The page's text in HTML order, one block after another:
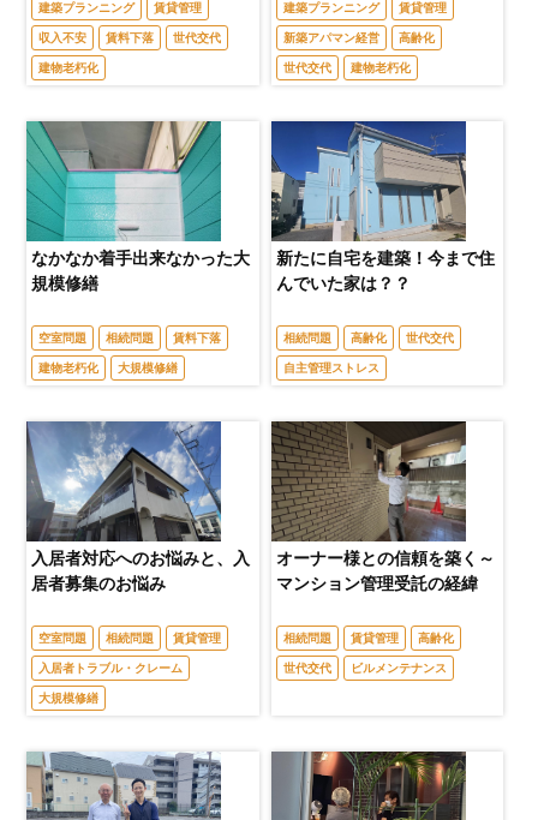
建築プランニング 賃貸管理
収入不安 賃料下落 世代交代
建物老朽化
建築プランニング 賃貸管理
新築アパマン経営 高齢化
世代交代 建物老朽化
なかなか着手出来なかった大
規模修繕
空室問題 相続問題 賃料下落
建物老朽化 大規模修繕
新たに自宅を建築！今まで住
んでいた家は？？
相続問題 高齢化 世代交代
自主管理ストレス
入居者対応へのお悩みと、入
居者募集のお悩み
空室問題 相続問題 賃貸管理
入居者トラブル・クレーム
大規模修繕
オーナー様との信頼を築く～
マンション管理受託の経緯
相続問題 賃貸管理 高齢化
世代交代 ビルメンテナンス